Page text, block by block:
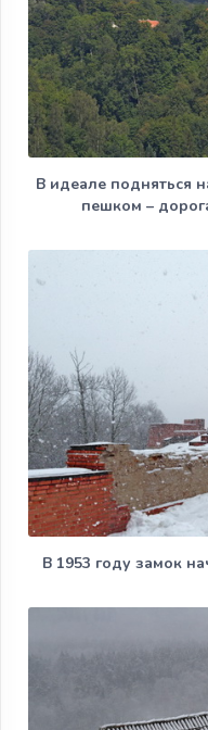
В идеале подняться
пешком –
В 1953 году замок